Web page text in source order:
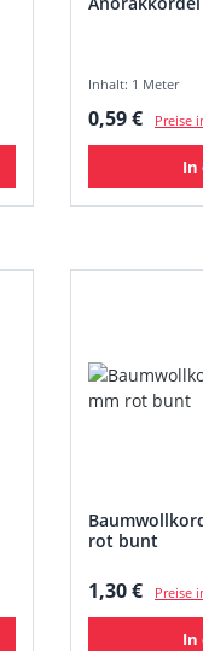
Inhalt: 1 Meter
Regulärer
0,59 € Preise
In
rot bunt
Regulärer
1,30 € Preise
In